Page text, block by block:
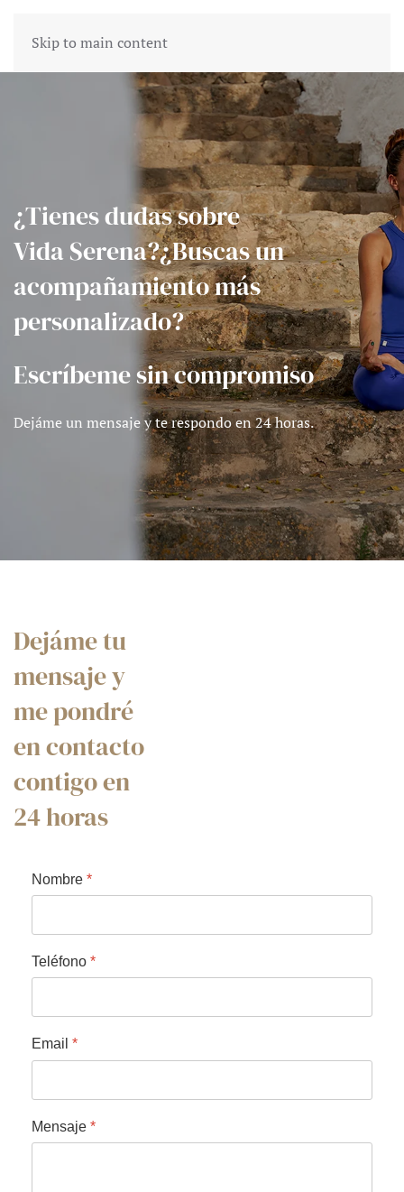
Skip to main content
¿Tienes dudas sobre
Vida Serena?¿Buscas un
acompañamiento más
personalizado?
Escríbeme sin compromiso
Dejáme un mensaje y te respondo en 24 horas.
Dejáme tu
mensaje y
me pondré
en contacto
contigo en
24 horas
Nombre *
Teléfono *
Email *
Mensaje *